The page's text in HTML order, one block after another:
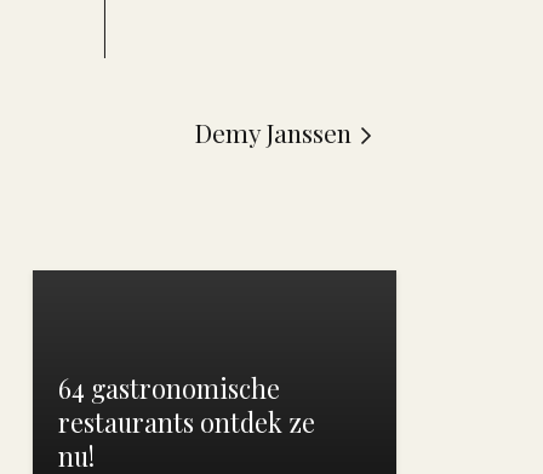
Demy Janssen
64 gastronomische
restaurants ontdek ze
nu!